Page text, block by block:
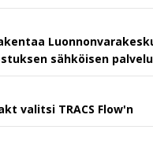
sähköisen
valitsi TRACS Flow'n